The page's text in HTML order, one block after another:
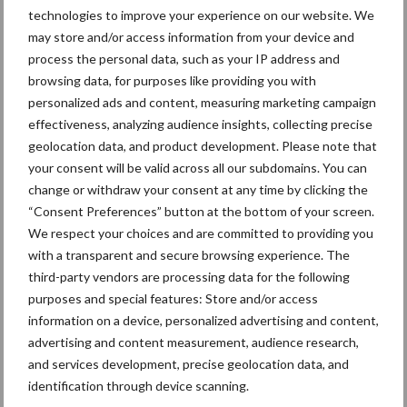
technologies to improve your experience on our website. We
may store and/or access information from your device and
process the personal data, such as your IP address and
browsing data, for purposes like providing you with
personalized ads and content, measuring marketing campaign
effectiveness, analyzing audience insights, collecting precise
geolocation data, and product development. Please note that
your consent will be valid across all our subdomains. You can
change or withdraw your consent at any time by clicking the
“Consent Preferences” button at the bottom of your screen.
We respect your choices and are committed to providing you
with a transparent and secure browsing experience. The
third-party vendors are processing data for the following
purposes and special features: Store and/or access
information on a device, personalized advertising and content,
advertising and content measurement, audience research,
and services development, precise geolocation data, and
identification through device scanning.
Caterpillar breidt gamma elektrische bulldozers uit
Komatsu HM460-6 knikdumper legt lat opnieuw hoger
Nieuwe compacte gedragen pootcombinatie van AVR
Recente reacties
Paul Jacobs
Fendt kondigt nieuwe trekker aan deze
Bart PersoonopFendt kondigt nieuwe trekker aan deze
herfst
Edward Bakker op
Mijn trekker: Case IH Magnum 7250
PRO van Donaat Croes
Danny HoerensopLoonwerker in beeld: Landbouwwerken
Hoerens (Zottegem)